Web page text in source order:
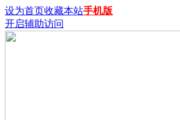
设为首页收藏本站手机版
开启辅助访问